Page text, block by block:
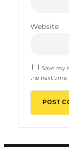
Website
Save my
the next time